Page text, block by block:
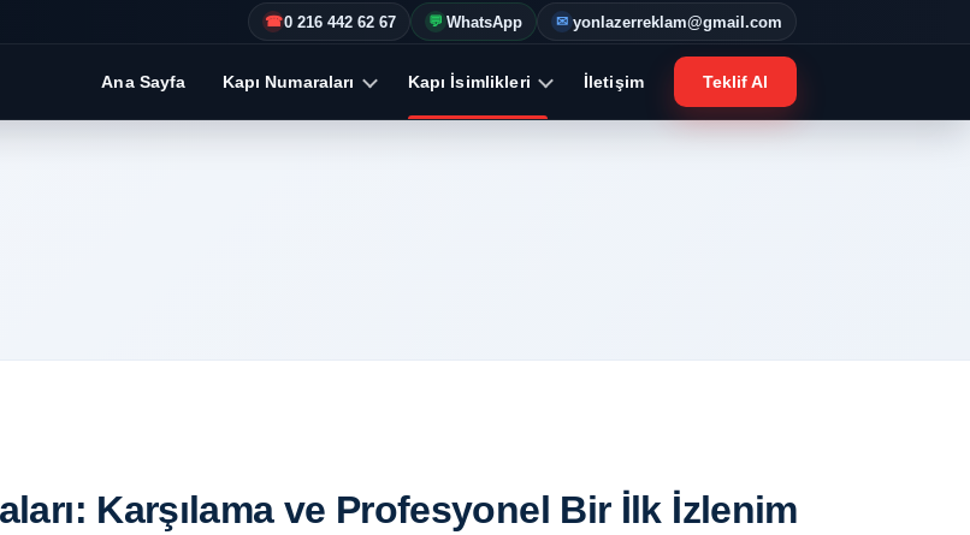
☎0 216 442 62 67 💬 WhatsApp ✉ yonlazerreklam@gmail.com
Ana Sayfa Kapı Numaraları Kapı İsimlikleri İletişim Teklif Al
Karşılama ve Profesyonel Bir İlk İzlenim